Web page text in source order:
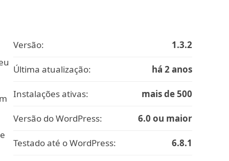
Versão: 1.3.2
Última atualização: há 2 anos
Instalações ativas: mais de 500
Versão do WordPress: 6.0 ou maior
Testado até o WordPress: 6.8.1